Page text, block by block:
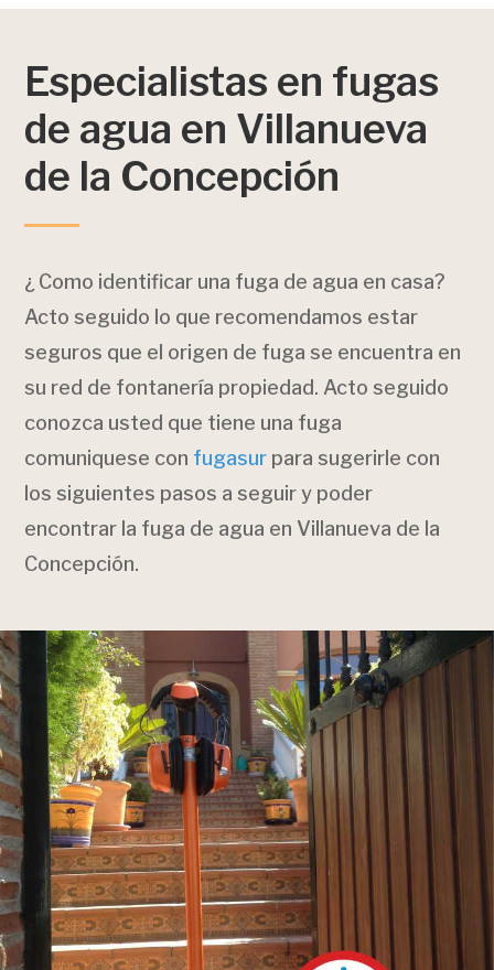
Especialistas en fugas
de agua en Villanueva
de la Concepción
¿ Como identificar una fuga de agua en casa?
Acto seguido lo que recomendamos estar
seguros que el origen de fuga se encuentra en
su red de fontanería propiedad. Acto seguido
conozca usted que tiene una fuga
comuniquese con fugasur para sugerirle con
los siguientes pasos a seguir y poder
encontrar la fuga de agua en Villanueva de la
Concepción.